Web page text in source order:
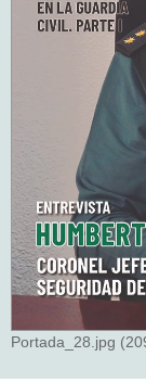
Portada_28.jpg